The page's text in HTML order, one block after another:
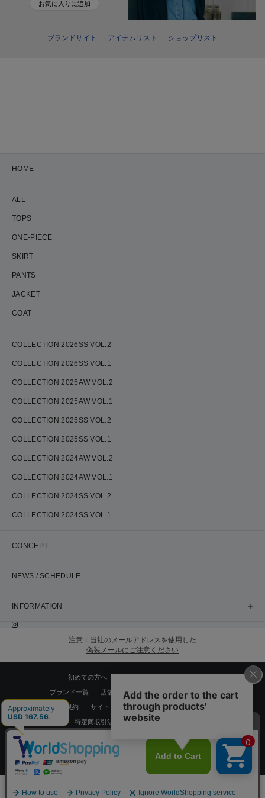
お気に入りに追加
ブランドサイト アイテムリスト ショップリスト
HOME
ALL
TOPS
ONE-PIECE
SKIRT
PANTS
JACKET
COAT
COLLECTION 2026SS VOL.2
COLLECTION 2026SS VOL.1
COLLECTION 2025AW VOL.2
COLLECTION 2025AW VOL.1
COLLECTION 2025SS VOL.2
COLLECTION 2025SS VOL.1
COLLECTION 2024AW VOL.2
COLLECTION 2024AW VOL.1
COLLECTION 2024SS VOL.2
COLLECTION 2024SS VOL.1
CONCEPT
NEWS / SCHEDULE
INFORMATION
注意：当社のメールアドレスを使用した
偽装メールにご注意ください
初めての方へ
ブランド一覧 店舗検索 企業情報 株主優待制度
利用規約 サイトポリシー プライバシーポリシー
特定商取引法に基づく表記
Copyrights © WORLD CO.,LTD. All rights reserved.
スマートフォン ｜PC